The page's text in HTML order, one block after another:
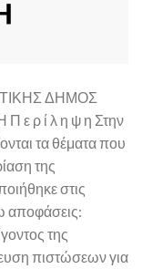
ΔΗΜΟΣ
ρ ί λ η ψ η Στην
τα θέματα που
της
στις
αποφάσεις:
της
πιστώσεων για